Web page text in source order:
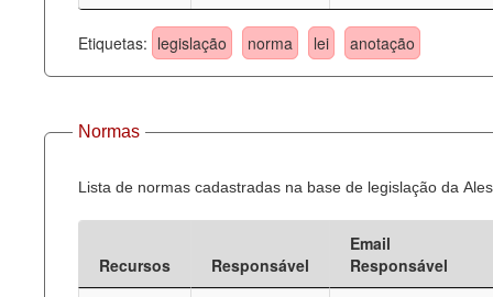
Perguntas frequentes
Contato
Etiquetas: legislação norma lei anotação
Normas
Lista de normas cadastradas na base de legislação da
Recursos Responsável
Email
Responsável